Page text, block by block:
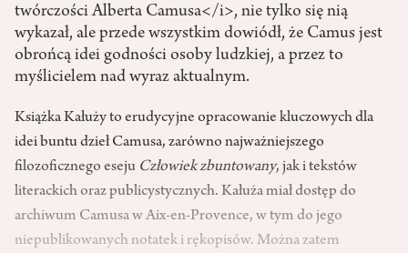
twórczości Alberta Camusa</i>, nie tylko się nią
wykazał, ale przede wszystkim dowiódł, że Camus jest
obrońcą idei godności osoby ludzkiej, a przez to
myślicielem nad wyraz aktualnym.
Książka Kałuży to erudycyjne opracowanie kluczowych dla
idei buntu dzieł Camusa, zarówno najważniejszego
filozoficznego eseju Człowiek zbuntowany, jak i tekstów
literackich oraz publicystycznych. Kałuża miał dostęp do
archiwum Camusa w Aix-en-Provence, w tym do jego
niepublikowanych notatek i rękopisów. Można zatem